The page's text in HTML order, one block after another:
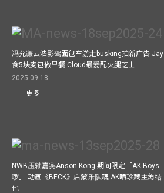
冯允谦云浩影驾面包车游走busking拍新广告 Jay
食5块麦包做早餐 Cloud最爱配火腿芝士
2025-09-18
更多
NWB压轴嘉宾Anson Kong 期间限定「AK Boys
啰」 动画《BECK》启蒙乐队魂 AK晒珍藏主角结
他